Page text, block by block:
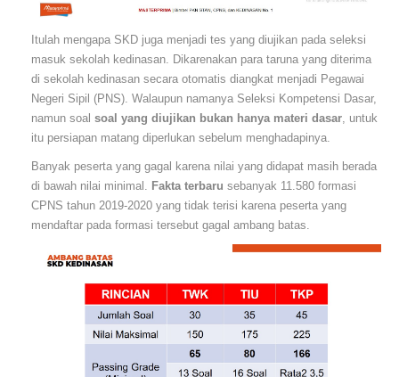
Itulah mengapa SKD juga menjadi tes yang diujikan pada seleksi
masuk sekolah kedinasan. Dikarenakan para taruna yang diterima
di sekolah kedinasan secara otomatis diangkat menjadi Pegawai
Negeri Sipil (PNS). Walaupun namanya Seleksi Kompetensi Dasar,
namun soal soal yang diujikan bukan hanya materi dasar, untuk
itu persiapan matang diperlukan sebelum menghadapinya.
Banyak peserta yang gagal karena nilai yang didapat masih berada
di bawah nilai minimal. Fakta terbaru sebanyak 11.580 formasi
CPNS tahun 2019-2020 yang tidak terisi karena peserta yang
mendaftar pada formasi tersebut gagal ambang batas.